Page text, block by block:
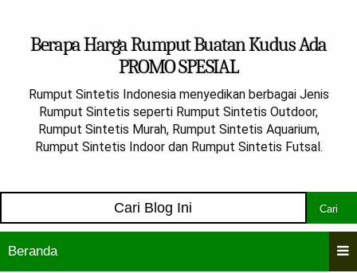
Berapa Harga Rumput Buatan Kudus Ada
PROMO SPESIAL
Rumput Sintetis Indonesia menyedikan berbagai Jenis
Rumput Sintetis seperti Rumput Sintetis Outdoor,
Rumput Sintetis Murah, Rumput Sintetis Aquarium,
Rumput Sintetis Indoor dan Rumput Sintetis Futsal.
Cari
Beranda